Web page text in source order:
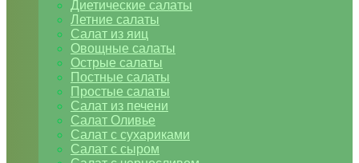
Диетические салаты
Летние салаты
Салат из яиц
Овощные салаты
Острые салаты
Постные салаты
Простые салаты
Салат из печени
Салат Оливье
Салат с сухариками
Салат с сыром